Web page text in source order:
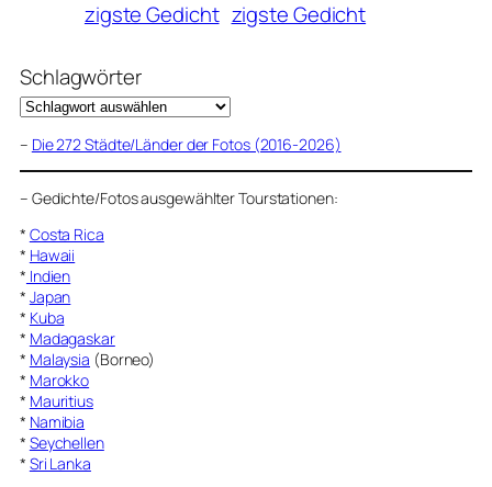
zigste Gedicht zigste Gedicht
Schlagwörter
– Die 272 Städte/Länder der Fotos (2016-2026)
– Gedichte/Fotos ausgewählter Tourstationen:
* Costa Rica
* Hawaii
* Indien
* Japan
* Kuba
* Madagaskar
* Malaysia (Borneo)
* Marokko
* Mauritius
* Namibia
* Seychellen
* Sri Lanka